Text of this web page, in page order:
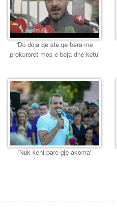
'Do doja qe ate qe bera me
prokuroret mos e beja dhe ketu'
'Nuk keni pare gje akoma'